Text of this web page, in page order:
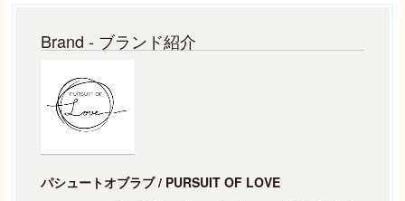
Brand - ブランド紹介
パシュートオブラブ / PURSUIT OF LOVE